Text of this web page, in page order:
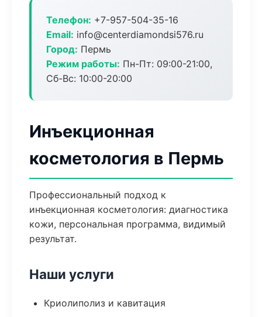
Телефон: +7-957-504-35-16
Email: info@centerdiamondsi576.ru
Город: Пермь
Режим работы: Пн-Пт: 09:00-21:00,
Сб-Вс: 10:00-20:00
Инъекционная
косметология в Пермь
Профессиональный подход к
инъекционная косметология: диагностика
кожи, персональная программа, видимый
результат.
Наши услуги
Криолиполиз и кавитация